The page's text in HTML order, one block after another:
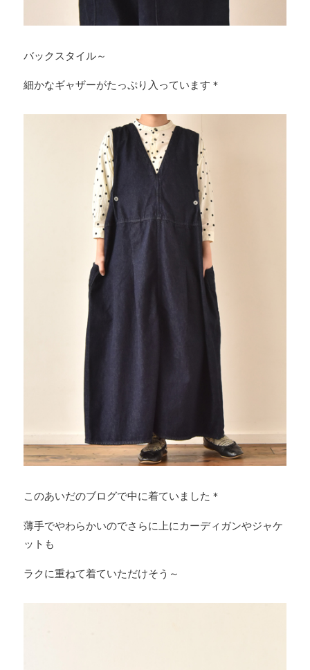
バックスタイル～
細かなギャザーがたっぷり入っています＊
このあいだのブログで中に着ていました＊
薄手でやわらかいのでさらに上にカーディガンやジャケ
ットも
ラクに重ねて着ていただけそう～